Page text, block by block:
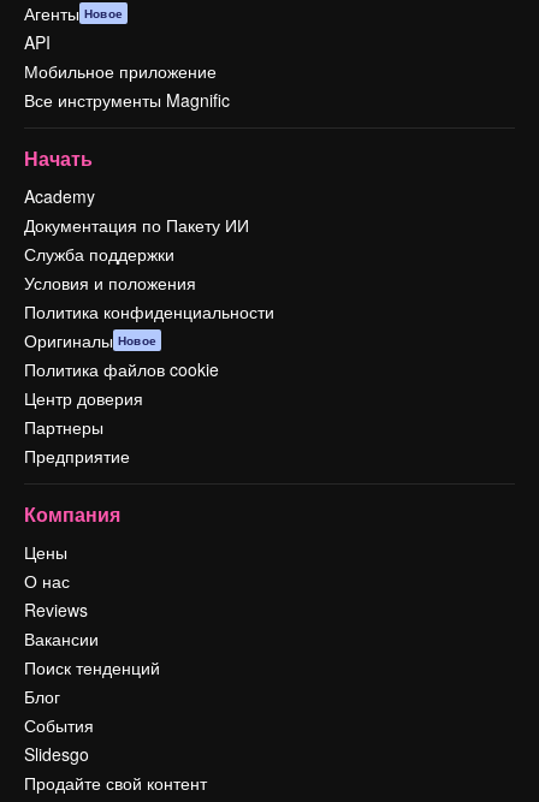
Агенты Новое
API
Мобильное приложение
Все инструменты Magnific
Начать
Academy
Документация по Пакету ИИ
Служба поддержки
Условия и положения
Политика конфиденциальности
Оригиналы Новое
Политика файлов cookie
Центр доверия
Партнеры
Предприятие
Компания
Цены
О нас
Reviews
Вакансии
Поиск тенденций
Блог
События
Slidesgo
Продайте свой контент